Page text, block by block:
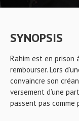
SYNOPSIS
Rahim est en prison
rembourser. Lors
convaincre son
versement d’une
passent pas comme